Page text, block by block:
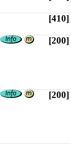
[410]
[200]
[200]